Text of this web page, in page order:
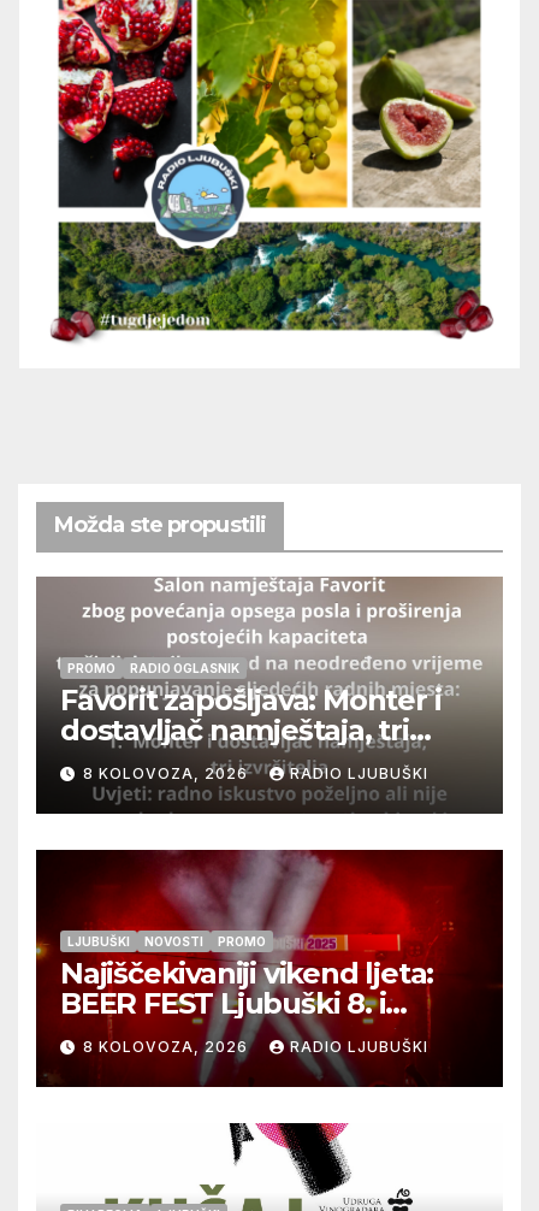
Možda ste propustili
PROMO RADIO OGLASNIK
Favorit zapošljava: Monter i
dostavljač namještaja, tri
izvršitelja
8 KOLOVOZA, 2026 RADIO LJUBUŠKI
LJUBUŠKI NOVOSTI PROMO
Najiščekivaniji vikend ljeta:
BEER FEST Ljubuški 8. i
9.kolovoza
8 KOLOVOZA, 2026 RADIO LJUBUŠKI